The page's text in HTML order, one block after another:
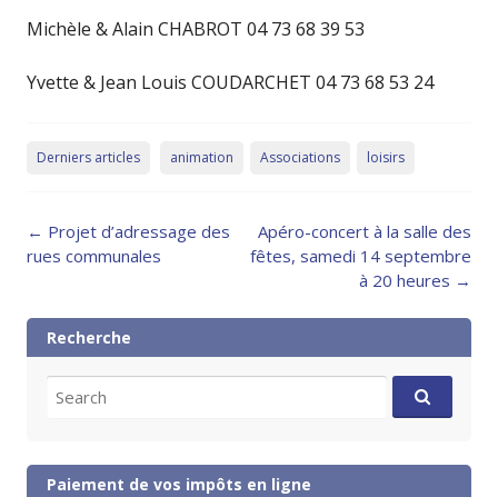
Michèle & Alain CHABROT 04 73 68 39 53
Yvette & Jean Louis COUDARCHET 04 73 68 53 24
Derniers articles animation Associations loisirs
Post
navigation
← Projet d’adressage des
rues communales
Apéro-concert à la salle des
fêtes, samedi 14 septembre
à 20 heures →
Recherche
for:
Paiement de vos impôts en ligne